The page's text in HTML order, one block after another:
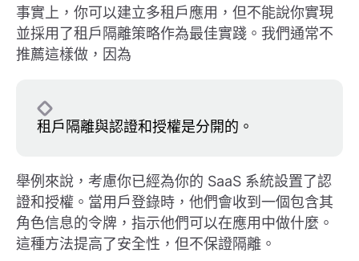
事實上，你可以建立多租戶應用，但不能說你實現
並採用了租戶隔離策略作為最佳實踐。我們通常不
推薦這樣做，因為
租戶隔離與認證和授權是分開的。
舉例來說，考慮你已經為你的 SaaS 系統設置了認
證和授權。當用戶登錄時，他們會收到一個包含其
角色信息的令牌，指示他們可以在應用中做什麼。
這種方法提高了安全性，但不保證隔離。